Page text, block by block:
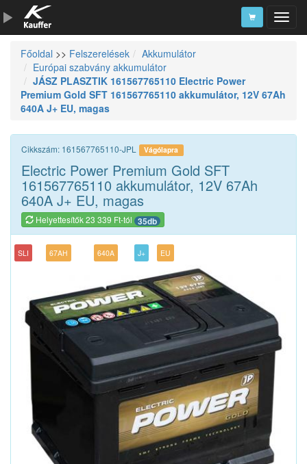
Szerszámkatalógus
Kosár
Alkatrészek
Főoldal >> Felszerelések
Akkumulátor
Európai szabvány akkumulátor
JÁSZ PLASZTIK 161567765110 Electric Power
Premium Gold SFT 161567765110 akkumulátor, 12V 67Ah
640A J+ EU, magas
Cikkszám: 161567765110-JPL Vágólapra
Electric Power Premium Gold SFT
161567765110 akkumulátor, 12V 67Ah
640A J+ EU, magas
Helyettesítők 23 339 Ft-tól 35db
SLI 67AH 640A J+ EU